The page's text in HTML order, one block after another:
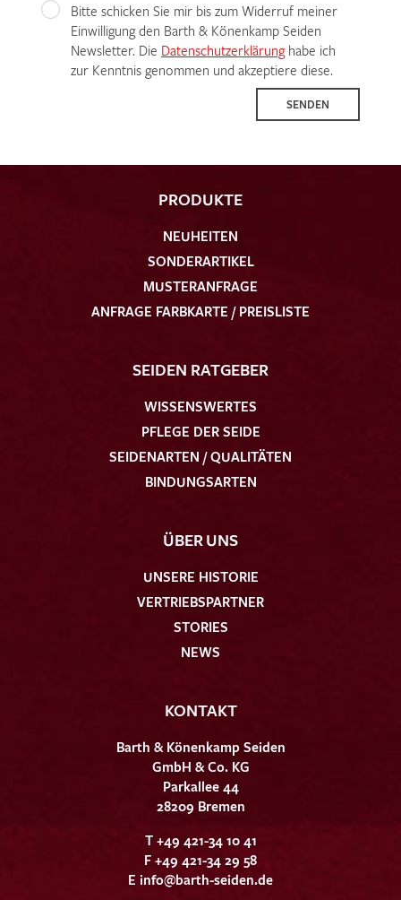
Bitte schicken Sie mir bis zum Widerruf meiner
Einwilligung den Barth & Könenkamp Seiden
Newsletter. Die Datenschutzerklärunghabe ich
zur Kenntnis genommen und akzeptiere diese.
SENDEN
PRODUKTE
NEUHEITEN
SONDERARTIKEL
MUSTERANFRAGE
ANFRAGE FARBKARTE / PREISLISTE
SEIDEN RATGEBER
WISSENSWERTES
PFLEGE DER SEIDE
SEIDENARTEN / QUALITÄTEN
BINDUNGSARTEN
ÜBER UNS
UNSERE HISTORIE
VERTRIEBSPARTNER
STORIES
NEWS
KONTAKT
Barth & Könenkamp Seiden
GmbH & Co. KG
Parkallee 44
28209 Bremen
T +49 421-34 10 41
F +49 421-34 29 58
E info@barth-seiden.de